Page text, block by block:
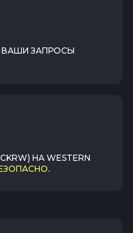
ЗАПРОСЫ
НА WESTERN
.